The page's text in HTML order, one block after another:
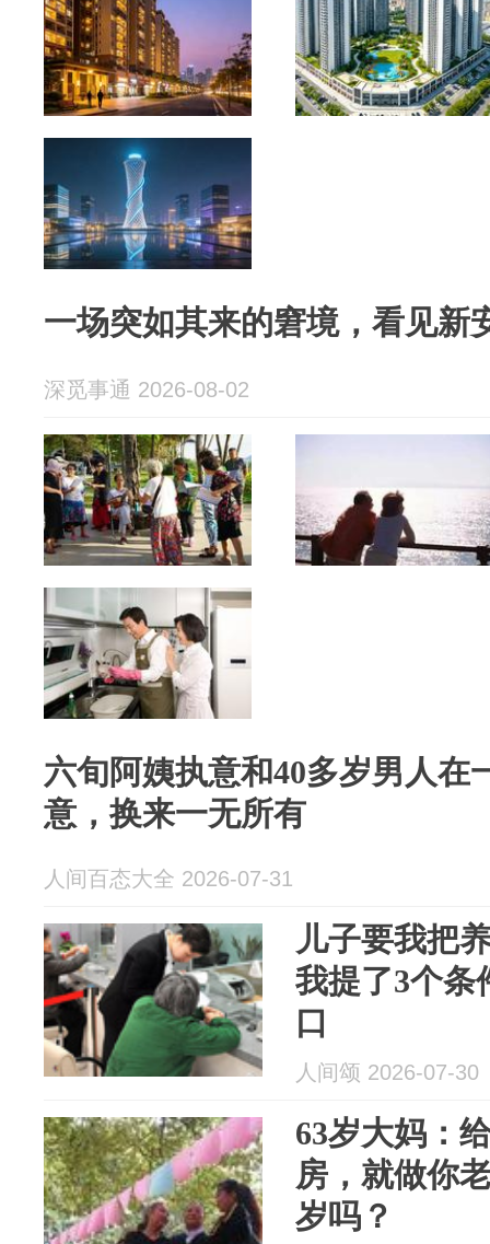
一场突如其来的窘境，看见新
深觅事通 2026-08-02
六旬阿姨执意和40多岁男人在
意，换来一无所有
人间百态大全 2026-07-31
儿子要我把
我提了3个条
口
人间颂 2026-07-30
63岁大妈：
房，就做你
岁吗？